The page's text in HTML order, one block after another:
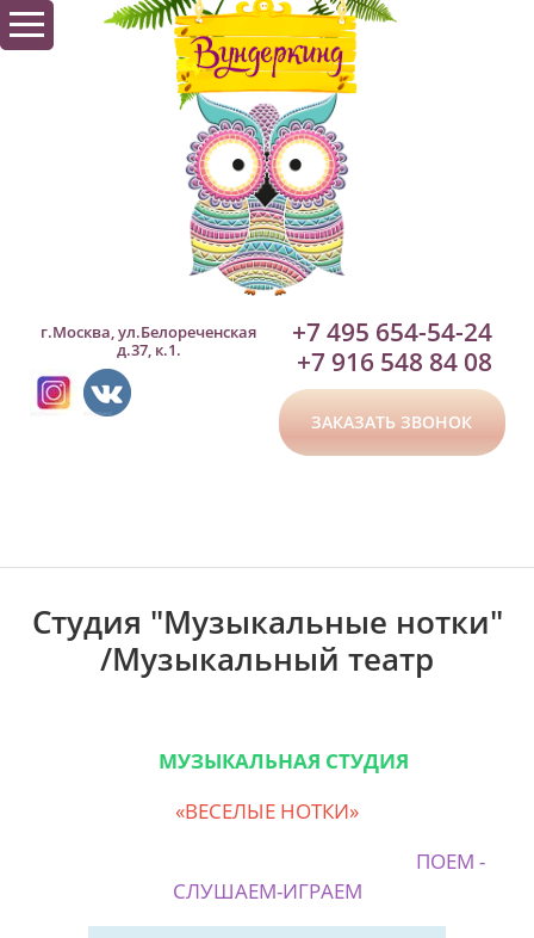
г.Москва, ул.Белореченская
д.37, к.1.
+7 495 654-54-24
+7 916 548 84 08
ЗАКАЗАТЬ ЗВОНОК
Студия "Музыкальные нотки"
/Музыкальный театр
МУЗЫКАЛЬНАЯ СТУДИЯ
«ВЕСЕЛЫЕ НОТКИ»
ПОЕМ -
СЛУШАЕМ-ИГРАЕМ